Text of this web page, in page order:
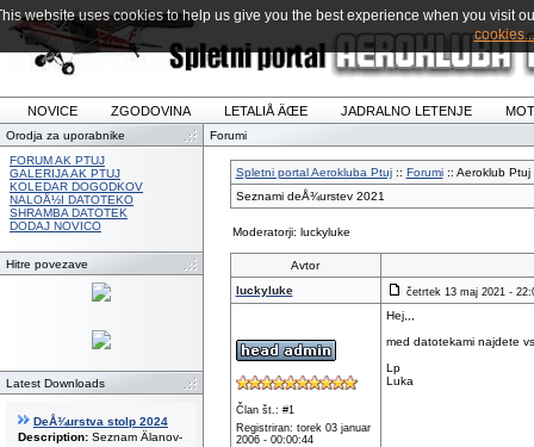
NOVICE ZGODOVINA LETALIÅ ÄŒE JADRALNO LETENJE
Orodja za uporabnike
FORUM AK PTUJ
GALERIJA AK PTUJ
KOLEDAR DOGODKOV
NALOÅ½I DATOTEKO
SHRAMBA DATOTEK
DODAJ NOVICO
Hitre povezave
Latest Downloads
DeÅ¾urstva stolp 2024
Description: Seznam Älanov-
Forumi
Spletni portal Aerokluba Ptuj:: Forumi:: Aeroklub
Seznami deÅ¾urstev 2021
Moderatorji: luckyluke
Avtor
luckyluke
četrtek 13 maj 2021 -
Član št.: #1
Registriran: torek 03 januar
2006 - 00:00:44
Hej,,,
med datotekami najdete
Lp
Luka
website uses cookies to help us give you the best experience when you visit
cookies...